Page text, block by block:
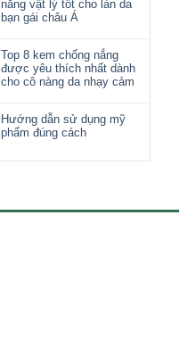
nắng vật lý tốt cho làn da
bạn gái châu Á
Top 8 kem chống nắng
được yêu thích nhất dành
cho cô nàng da nhạy cảm
Hướng dẫn sử dụng mỹ
phẩm đúng cách